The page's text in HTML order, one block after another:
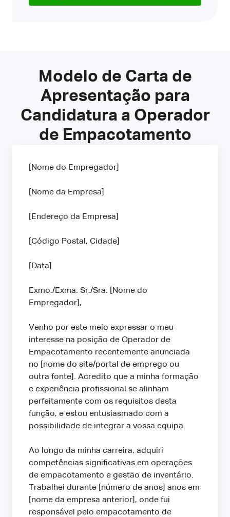
Modelo de Carta de
Apresentação para
Candidatura a Operador
de Empacotamento
[Nome do Empregador]
[Nome da Empresa]
[Endereço da Empresa]
[Código Postal, Cidade]
[Data]
Exmo./Exma. Sr./Sra. [Nome do
Empregador],
Venho por este meio expressar o meu
interesse na posição de Operador de
Empacotamento recentemente anunciada
no [nome do site/portal de emprego ou
outra fonte]. Acredito que a minha formação
e experiência profissional se alinham
perfeitamente com os requisitos desta
função, e estou entusiasmado com a
possibilidade de integrar a vossa equipa.
Ao longo da minha carreira, adquiri
competências significativas em operações
de empacotamento e gestão de inventário.
Trabalhei durante [número de anos] anos em
[nome da empresa anterior], onde fui
responsável pelo empacotamento de